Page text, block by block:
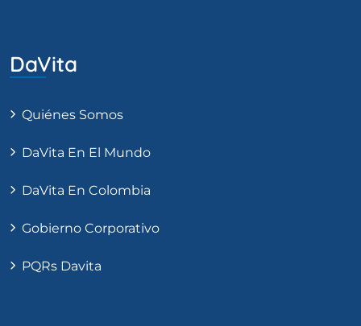
DaVita
Quiénes Somos
DaVita En El Mundo
DaVita En Colombia
Gobierno Corporativo
PQRs Davita